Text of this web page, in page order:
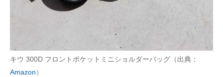
マーケ×ITの今がよく分かる
ITエンジニア向け専門サイト
企業向けIT製品の総合サイト
キウ 300D フロントポケットミニショルダーバッグ（出典：
Amazon）